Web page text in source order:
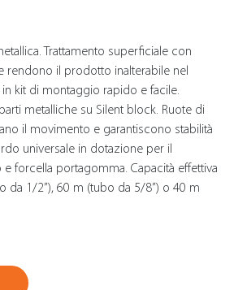
Trattamento superficiale con
rendono il prodotto inalterabile nel
kit di montaggio rapido e facile.
metalliche su Silent block. Ruote di
il movimento e garantiscono stabilità
universale in dotazione per il
forcella portagomma. Capacità effettiva
da 1/2”), 60 m (tubo da 5/8”) o 40 m